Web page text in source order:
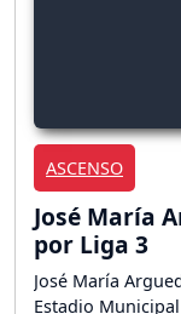
ASCENSO
José María
por Liga 3
José María
Estadio